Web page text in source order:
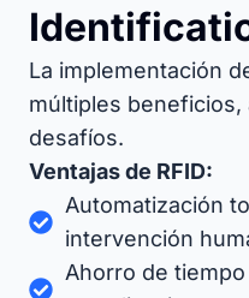
La implementación
múltiples beneficios,
desafíos.
Ventajas de RFID:
Automatización
intervención
Ahorro de